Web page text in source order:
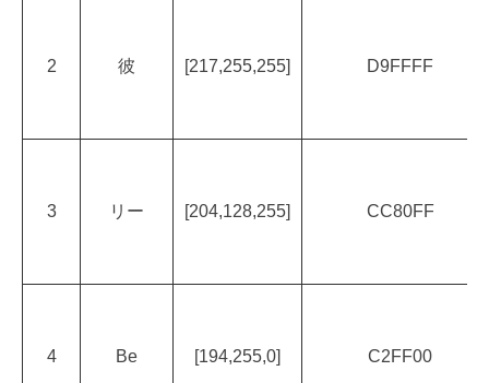
2 彼 [217,255,255] D9FFFF
3 リー [204,128,255] CC80FF
4 Be [194,255,0] C2FF00